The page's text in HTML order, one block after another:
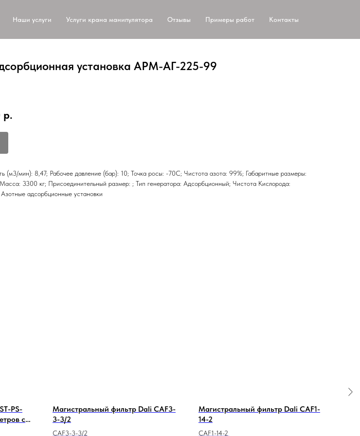
Наши услуги Услуги крана манипулятора Отзывы Примеры работ Контакты
установка АРМ-АГ-225-99
р.
(м3/мин): 8,47; Рабочее давление (бар): 10; Точка росы: -70С; Чистота азота: 99%; Габаритные размеры:
3300 кг; Присоединительный размер: ; Тип генератора: Адсорбционный; Чистота Кислорода:
адсорбционные установки
PS-
с
Магистральный фильтр Dali CAF3-
3-3/2
CAF3-3-3/2
Магистральный фильтр Dali CAF1-
14-2
CAF1-14-2